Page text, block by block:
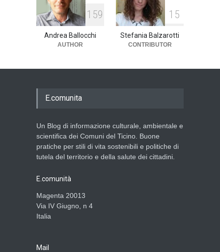
159
Andrea Ballocchi
AUTHOR
15
Stefania Balzarotti
CONTRIBUTOR
E.comunita
Un Blog di informazione culturale, ambientale e
scientifica dei Comuni del Ticino. Buone
pratiche per stili di vita sostenibili e politiche di
tutela del territorio e della salute dei cittadini.
E.comunità
Magenta 20013
Via IV Giugno, n 4
Italia
Mail